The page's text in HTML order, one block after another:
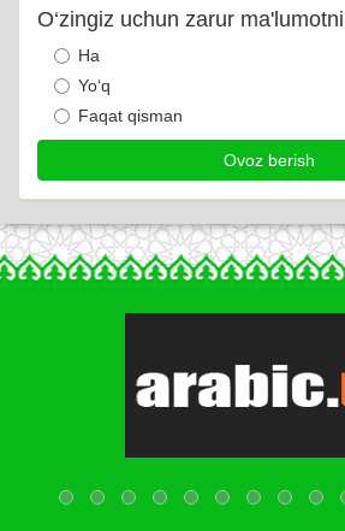
O‘zingiz uchun zarur
Ha
Yo‘q
Faqat qisman